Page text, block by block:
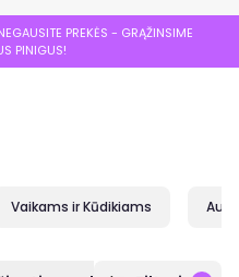
PREKĖS - GRĄŽINSIME
PINIGUS!
Vaikams ir Kūdikiams